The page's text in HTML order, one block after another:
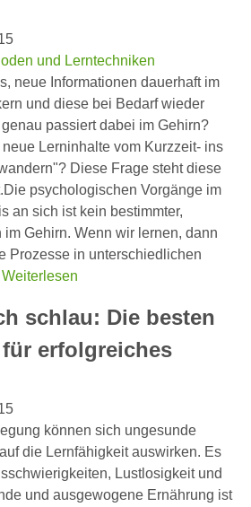
und Lerntechniken
neue Informationen dauerhaft im
und diese bei Bedarf wieder
passiert dabei im Gehirn?
Lerninhalte vom Kurzzeit- ins
Diese Frage steht diese
psychologischen Vorgänge im
an sich ist kein bestimmter,
Gehirn. Wenn wir lernen, dann
Prozesse in unterschiedlichen
Weiterlesen
schlau: Die besten
erfolgreiches
können sich ungesunde
die Lernfähigkeit auswirken. Es
Lustlosigkeit und
und ausgewogene Ernährung ist